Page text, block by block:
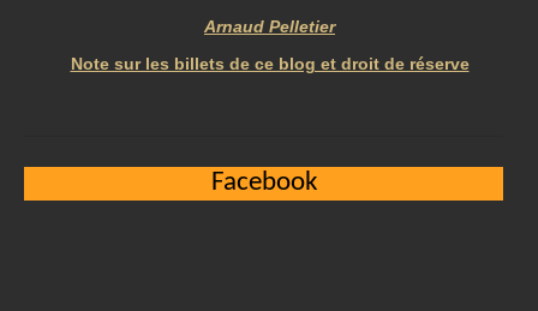
Arnaud Pelletier
Note sur les billets de ce blog et droit de réserve
Facebook